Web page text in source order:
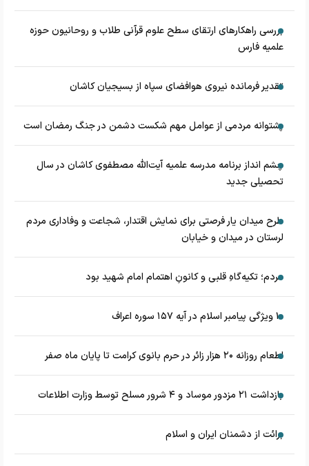
بررسی راهکارهای ارتقای سطح علوم قرآنی طلاب و روحانیون حوزه
علمیه فارس
تقدیر فرمانده نیروی هوافضای سپاه از بسیجیان کاشان
پشتوانه مردمی از عوامل مهم شکست دشمن در جنگ رمضان است
چشم‌ انداز برنامه مدرسه علمیه آیت‌الله مصطفوی کاشان در سال
تحصیلی جدید
طرح میدان یار فرصتی برای نمایش اقتدار، شجاعت و وفاداری مردم
لرستان در میدان و خیابان
مردم؛ تکیه‌گاهِ قلبی و کانونِ اهتمام امام شهید بود
۱۰ ویژگی پیامبر اسلام در آیه ۱۵۷ سوره اعراف
اطعام روزانه ۲۰ هزار زائر در حرم بانوی کرامت تا پایان ماه صفر
بازداشت ۲۱ مزدور موساد و ۴ شرور مسلح توسط وزارت اطلاعات
برائت از دشمنان ایران و اسلام